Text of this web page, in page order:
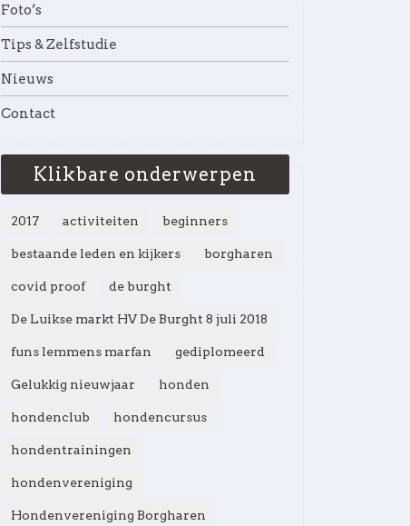
Foto’s
Tips & Zelfstudie
Nieuws
Contact
Klikbare onderwerpen
2017 activiteiten beginners
bestaande leden en kijkers borgharen
covid proof de burght
De Luikse markt HV De Burght 8 juli 2018
funs lemmens marfan gediplomeerd
Gelukkig nieuwjaar honden
hondenclub hondencursus
hondentrainingen
hondenvereniging
Hondenvereniging Borgharen